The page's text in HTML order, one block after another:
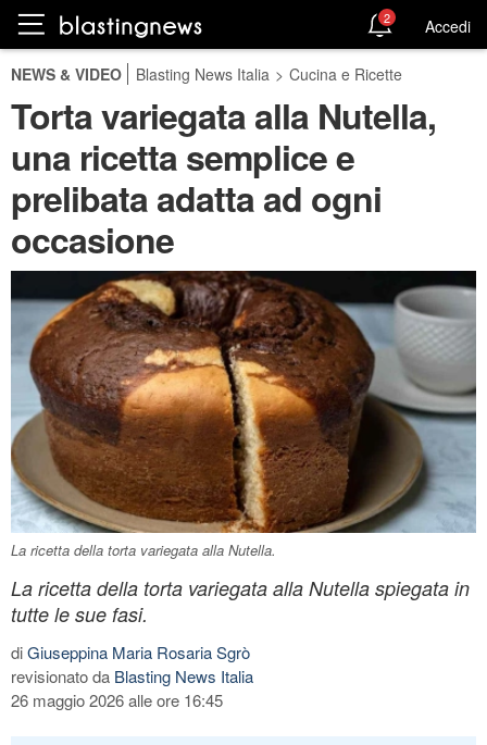
2 Accedi
NEWS & VIDEO Blasting News Italia > Cucina e Ricette
Torta variegata alla Nutella,
una ricetta semplice e
prelibata adatta ad ogni
occasione
La ricetta della torta variegata alla Nutella.
La ricetta della torta variegata alla Nutella spiegata in
tutte le sue fasi.
diGiuseppina Maria Rosaria Sgrò
revisionato da Blasting News Italia
26 maggio 2026 alle ore 16:45